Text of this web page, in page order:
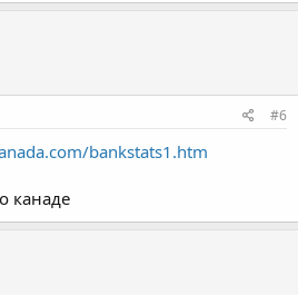
#6
bankstats1.htm
канаде